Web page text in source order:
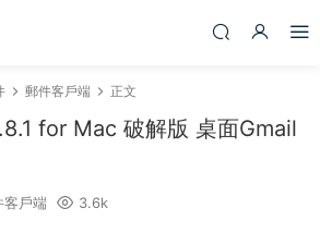
郵件客戶端 正文
for Mac 破解版 桌面Gmail
客戶端 3.6k